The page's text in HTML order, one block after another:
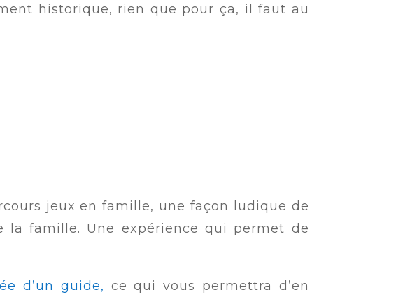
historique, rien que pour ça, il faut au
jeux en famille, une façon ludique de
famille. Une expérience qui permet de
d’un guide, ce qui vous permettra d’en